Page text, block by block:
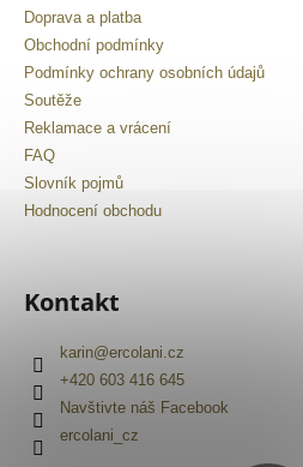
Doprava a platba
Obchodní podmínky
Podmínky ochrany osobních údajů
Soutěže
Reklamace a vrácení
FAQ
Slovník pojmů
Hodnocení obchodu
Kontakt
karin@ercolani.cz
+420 603 416 645
Navštivte náš Facebook
ercolani_cz